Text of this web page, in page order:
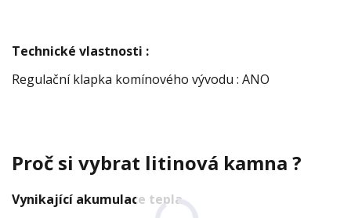
Technické vlastnosti :
Regulační klapka komínového vývodu : ANO
Proč si vybrat litinová kamna ?
Vynikající akumulace tepla